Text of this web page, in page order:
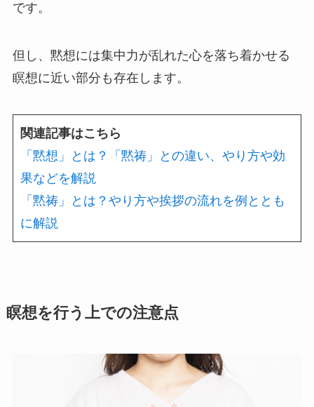
です。
但し、黙想には集中力が乱れた心を落ち着かせる
瞑想に近い部分も存在します。
関連記事はこちら
「黙想」とは？「黙祷」との違い、やり方や効
果などを解説
「黙祷」とは？やり方や挨拶の流れを例ととも
に解説
瞑想を行う上での注意点